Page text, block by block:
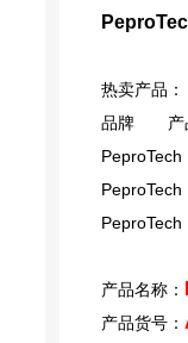
热卖产品：
品牌 产
产品名称：
产品货号：